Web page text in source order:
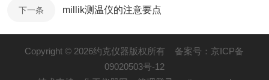
下一条 millik测温仪的注意要点
Copyright © 2026约克仪器版权所有 备案号：京ICP备
09020503号-12